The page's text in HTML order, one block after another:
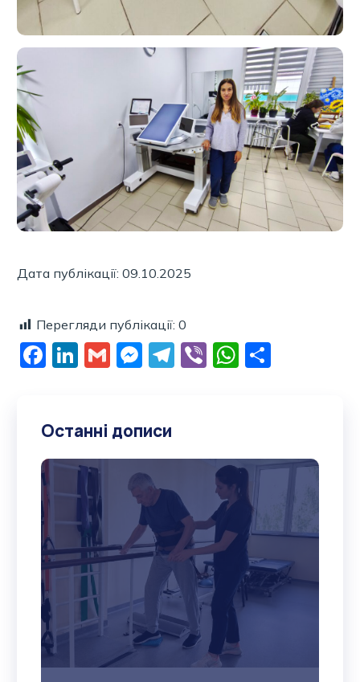
Дата публікації: 09.10.2025
Перегляди публікації: 0
Facebook
LinkedIn
GmailMessenger
Telegram
Viber
Останні дописи